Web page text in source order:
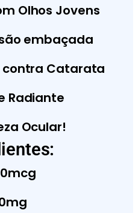
Olhos Jovens
embaçada
Catarata
Radiante
Ocular!